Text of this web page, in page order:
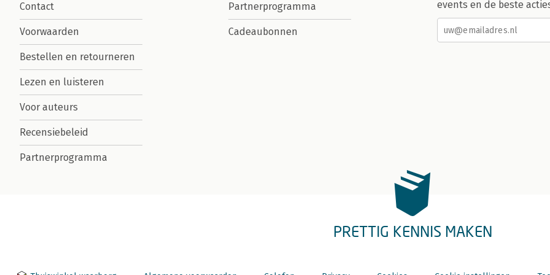
Contact
Voorwaarden
Bestellen en retourneren
Lezen en luisteren
Voor auteurs
Recensiebeleid
Partnerprogramma
Partnerprogramma
Cadeaubonnen
events en de beste
PRETTIG KENNIS MAKEN